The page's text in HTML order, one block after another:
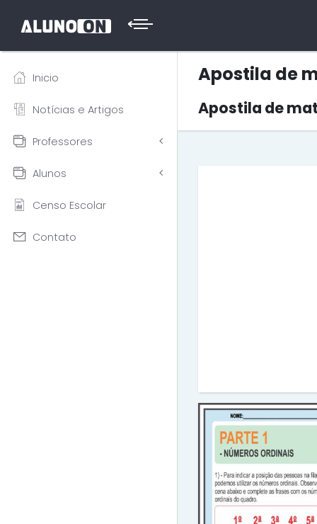
Inicio
Notícias e Artigos
Professores
Alunos
Censo Escolar
Contato
Apostila de
Apostila de